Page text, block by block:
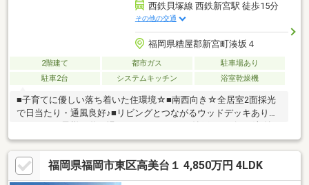
西鉄貝塚線 西鉄新宮駅 徒歩15分
その他の交通
福岡県糟屋郡新宮町湊坂４
2階建て 都市ガス
駐車場あり
駐車2台
システムキッチン 浴室乾燥機
■子育てに優しい落ち着いた住環境☆■南西向き☆全居室2面採光
で日当たり・通風良好♪■リビングとつながるウッドデッキあり！
廊下収納付き♪■駐車スペース並列2台あり◎◇新宮小学校：徒歩
約14分◇新宮中学校：徒歩約18分☆年間1600件の相談実績☆頭金
0円可能！月々の返済がご不安な方！もっと良い条件を引き出した
い方！すでにお借入のある方！など、住宅ローンのお悩みをこれ
福岡県福岡市東区高美台１ 4,850万円 4LDK